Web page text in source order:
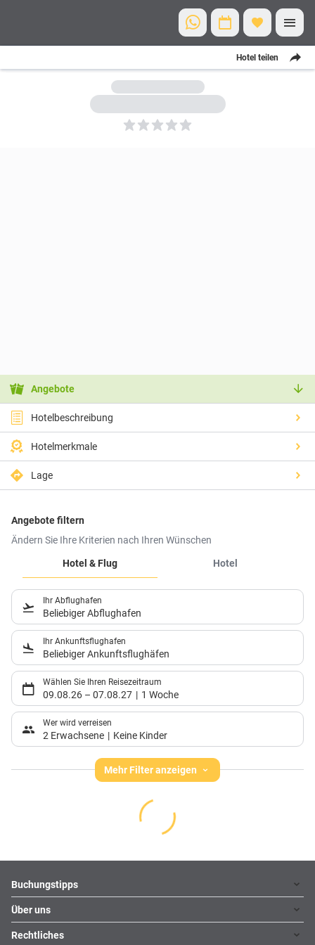
Hotel teilen
5
Angebote
Hotelbeschreibung
Hotelmerkmale
Lage
Angebote filtern
Ändern Sie Ihre Kriterien nach Ihren Wünschen
Hotel & Flug
Hotel
Ihr Abflughafen
Beliebiger Abflughafen
Ihr Ankunftsflughafen
Beliebiger Ankunftsflughäfen
Wählen Sie Ihren Reisezeitraum
09.08.26 – 07.08.27 1 Woche
Wer wird verreisen
2 Erwachsene Keine Kinder
Mehr Filter anzeigen
Footer navigation
Buchungstipps
Warum im Reisebüro buchen
Hoteltipps
Über uns
Kontakt
Rechtliches